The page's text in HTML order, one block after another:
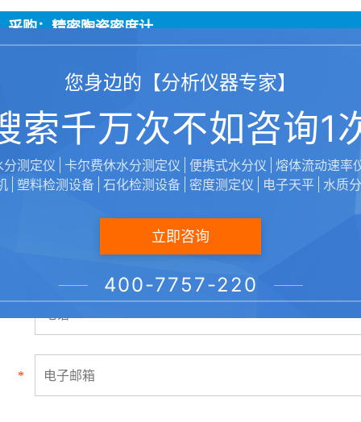
采购：精密陶瓷密度计
无论您是想获得更多关于我们做什么、为什么以及
*
*
您身边的【分析仪器专家】
索千万次不如咨询1
分测定仪 卡尔费休水分测定仪 便携式水分仪 熔体流动速率
塑料检测设备 石化检测设备 密度测定仪 电子天平 水质
立即咨询
400-7757-220